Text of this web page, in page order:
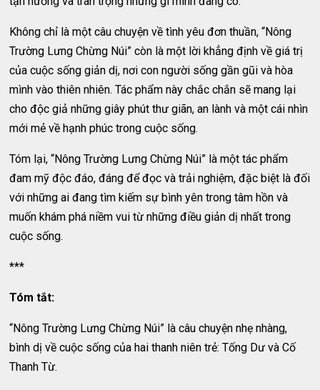
Không chỉ là một câu chuyện về tình yêu đơn thuần, “Nông
Trường Lưng Chừng Núi” còn là một lời khẳng định về giá trị
của cuộc sống giản dị, nơi con người sống gần gũi và hòa
mình vào thiên nhiên. Tác phẩm này chắc chắn sẽ mang lại
cho độc giả những giây phút thư giãn, an lành và một cái nhìn
mới mẻ về hạnh phúc trong cuộc sống.
Tóm lại, “Nông Trường Lưng Chừng Núi” là một tác phẩm
đam mỹ độc đáo, đáng để đọc và trải nghiệm, đặc biệt là đối
với những ai đang tìm kiếm sự bình yên trong tâm hồn và
muốn khám phá niềm vui từ những điều giản dị nhất trong
cuộc sống.
***
Tóm tắt:
“Nông Trường Lưng Chừng Núi” là câu chuyện nhẹ nhàng,
bình dị về cuộc sống của hai thanh niên trẻ: Tống Dư và Cố
Thanh Từ.